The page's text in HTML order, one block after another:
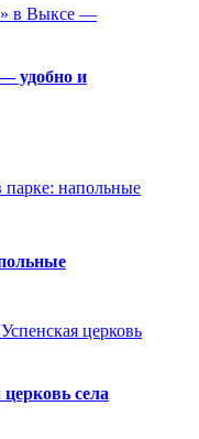
удобно и
села